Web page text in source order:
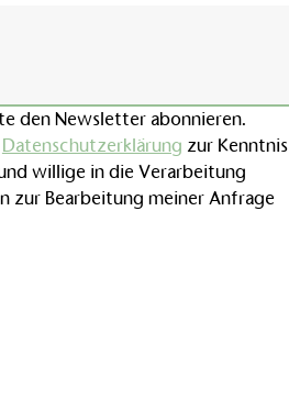
den Newsletter abonnieren.
Datenschutzerklärung zur Kenntnis
willige in die Verarbeitung
zur Bearbeitung meiner Anfrage